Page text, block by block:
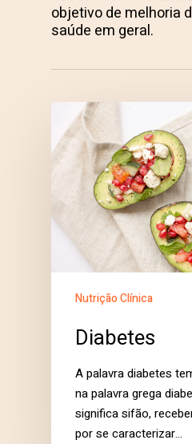
objetivo de melhoria
saúde em geral.
Nutrição Clínica
Diabetes
A palavra diabetes
na palavra grega
significa sifão,
por se caracterizar…